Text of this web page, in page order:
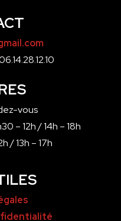
vous
– 12h / 14h – 18h
/ 13h – 17h